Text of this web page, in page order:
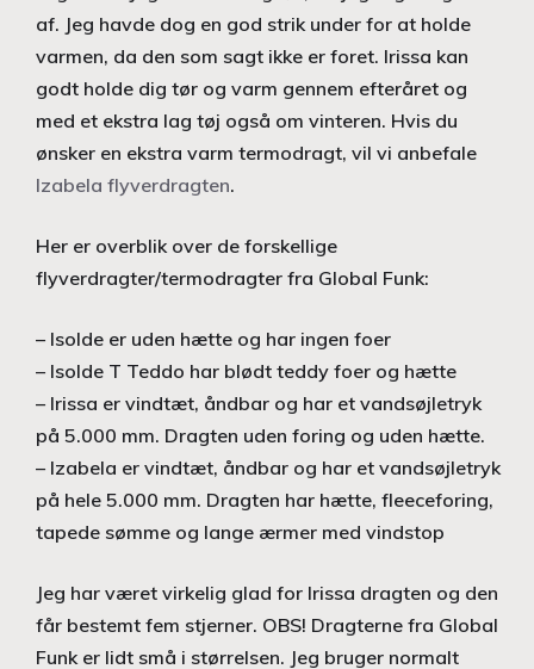
af. Jeg havde dog en god strik under for at holde
varmen, da den som sagt ikke er foret. Irissa kan
godt holde dig tør og varm gennem efteråret og
med et ekstra lag tøj også om vinteren. Hvis du
ønsker en ekstra varm termodragt, vil vi anbefale
Izabela flyverdragten.
Her er overblik over de forskellige
flyverdragter/termodragter fra Global Funk:
– Isolde er uden hætte og har ingen foer
– Isolde T Teddo har blødt teddy foer og hætte
– Irissa er vindtæt, åndbar og har et vandsøjletryk
på 5.000 mm. Dragten uden foring og uden hætte.
– Izabela er vindtæt, åndbar og har et vandsøjletryk
på hele 5.000 mm. Dragten har hætte, fleeceforing,
tapede sømme og lange ærmer med vindstop
Jeg har været virkelig glad for Irissa dragten og den
får bestemt fem stjerner. OBS! Dragterne fra Global
Funk er lidt små i størrelsen. Jeg bruger normalt